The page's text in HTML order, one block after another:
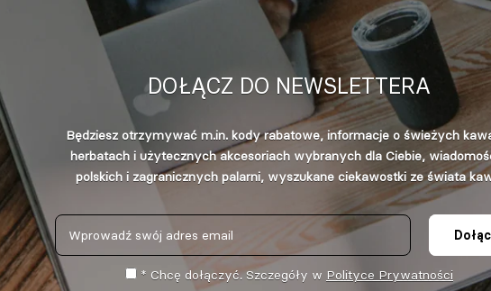
DOŁĄCZ DO NEWSLETTERA
Będziesz otrzymywać m.in. kody rabatowe, informacje o świeżych
herbatach i użytecznych akcesoriach wybranych dla Ciebie,
polskich i zagranicznych palarni, wyszukane ciekawostki ze świata
* Chcę dołączyć. Szczegóły w Polityce Prywatności